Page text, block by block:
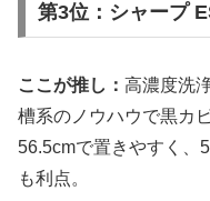
第3位：シャープ
ここが推し： 高濃度洗
槽系のノウハウで黒カ
56.5cmで置きやすく、
も利点。